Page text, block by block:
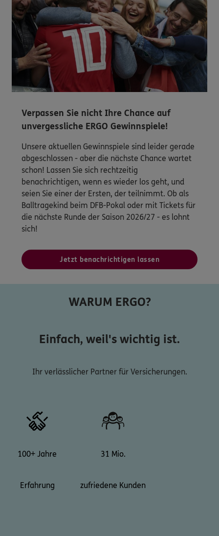
Verpassen Sie nicht Ihre Chance auf
unvergessliche ERGO Gewinnspiele!
Unsere aktuellen Gewinnspiele sind leider gerade
abgeschlossen - aber die nächste Chance wartet
schon! Lassen Sie sich rechtzeitig
benachrichtigen, wenn es wieder los geht, und
seien Sie einer der Ersten, der teilnimmt. Ob als
Balltragekind beim DFB-Pokal oder mit Tickets für
die nächste Runde der Saison 2026/27 - es lohnt
sich!
Jetzt benachrichtigen lassen
WARUM ERGO?
Einfach, weil's wichtig ist.
Ihr verlässlicher Partner für Versicherungen.
100+ Jahre
Erfahrung
31 Mio.
zufriedene Kunden